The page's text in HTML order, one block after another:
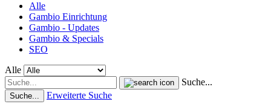
Alle
Gambio Einrichtung
Gambio - Updates
Gambio & Specials
SEO
Alle
Suche...
Suche... Erweiterte Suche